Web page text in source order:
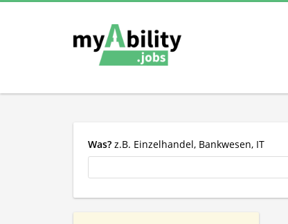
Was? z.B. Einzelhandel, Bankwesen, IT